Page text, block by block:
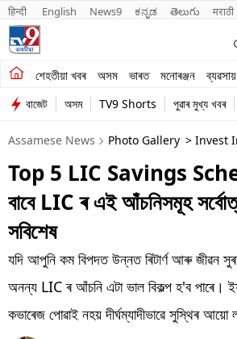
हिन्दी English News9 ಕನ್ನಡ తెలుగు मराठी
শেহতীয়া খবৰ অসম ভাৰত মনোৰঞ্জন ব্যৱসায়
শেহতীয়া খবৰ
অসম
ভাৰত
মনোৰঞ্জন
ব্যৱসায়
শিক্ষা
খেল
বাজেট অসম TV9 Shorts পুৱাৰ মুখ্য খবৰ
Assamese News Photo Gallery > Invest
Top 5 LIC Savings
বাবে LIC ৰ এই আঁচনিসমূহ
সবিশেষ
যদি আপুনি কম বিপদত উন্নত ৰিটাৰ্ণ আৰু জীৱন
অনন্য LIC ৰ আঁচনি এটা ভাল বিকল্প হ'ব পাৰে।
কভাৰেজ পোৱাই নহয় দীৰ্ঘম্যাদীভাৱে সুস্থিৰ আয়ো